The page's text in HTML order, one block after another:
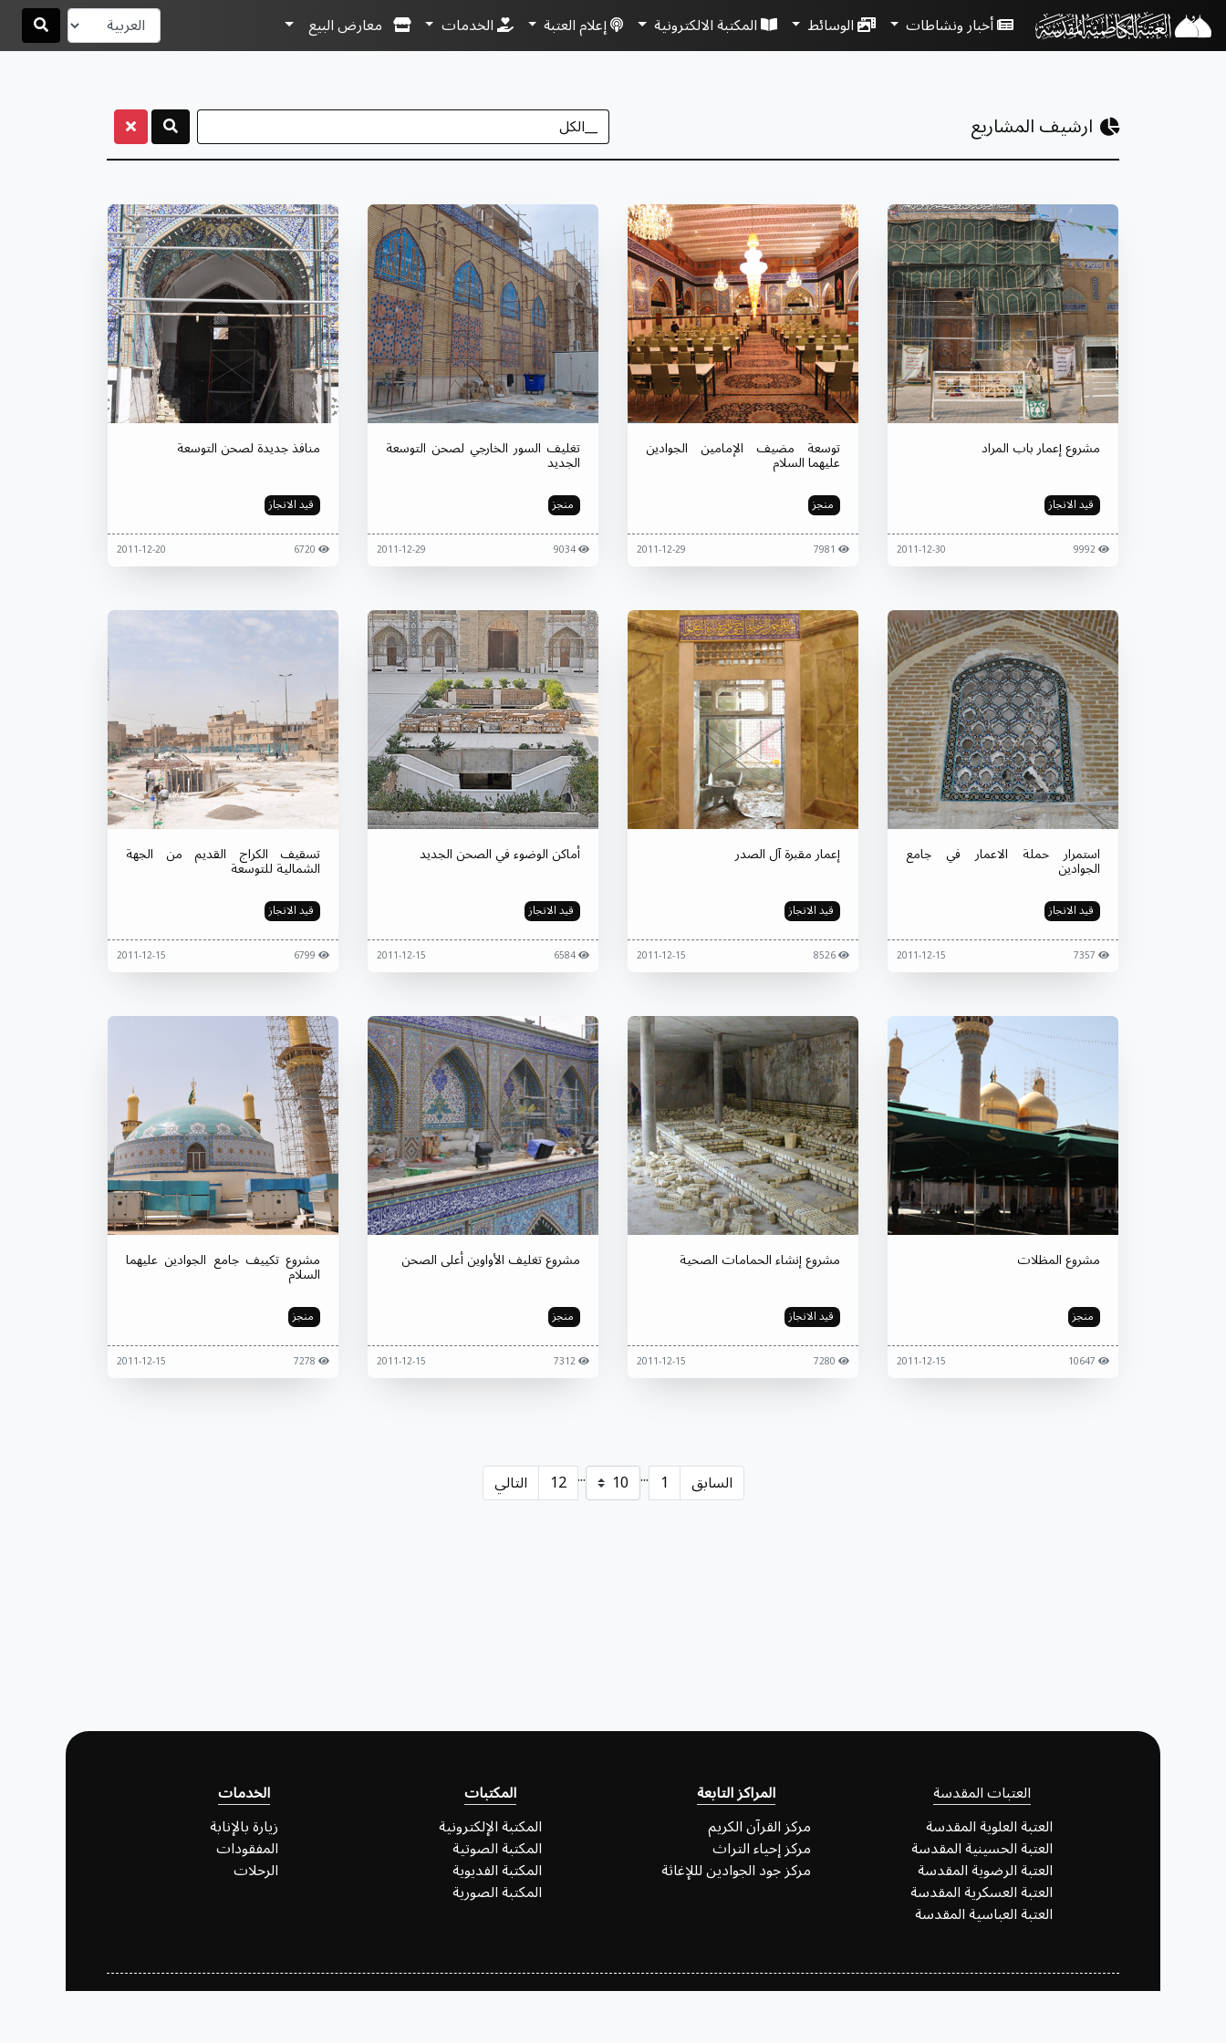
أخبار ونشاطات الوسائط المكتبة الالكترونية إعلام العتبة الخدمات معارض البيع
ارشيف المشاريع
مشروع إعمار باب المراد
قيد الانجاز
توسعة مضيف الإمامين الجوادين
عليهما السلام
منجز
تغليف السور الخارجي لصحن التوسعة
الجديد
منجز
منافذ جديدة لصحن التوسعة
قيد الانجاز
استمرار حملة الاعمار في جامع
الجوادين
قيد الانجاز
إعمار مقبرة آل الصدر
قيد الانجاز
أماكن الوضوء في الصحن الجديد
قيد الانجاز
تسقيف الكراج القديم من الجهة
الشمالية للتوسعة
قيد الانجاز
مشروع المظلات
منجز
مشروع إنشاء الحمامات الصحية
قيد الانجاز
مشروع تغليف الأواوين أعلى الصحن
منجز
مشروع تكييف جامع الجوادين عليهما
السلام
منجز
السابق 1
...
...
12 التالي
العتبات المقدسة
العتبة العلوية المقدسة
العتبة الحسينية المقدسة
العتبة الرضوية المقدسة
العتبة العسكرية المقدسة
العتبة العباسية المقدسة
المراكز التابعة
مركز القرآن الكريم
مركز إحياء التراث
مركز جود الجوادين لللإغاثة
المكتبات
المكتبة الإلكترونية
المكتبة الصوتية
المكتبة الفديوية
المكتبة الصورية
الخدمات
زيارة بالإنابة
المفقودات
الرحلات